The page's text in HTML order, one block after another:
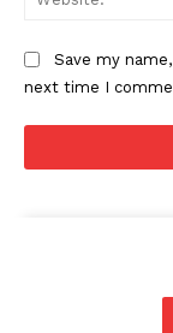
Save my
next time I